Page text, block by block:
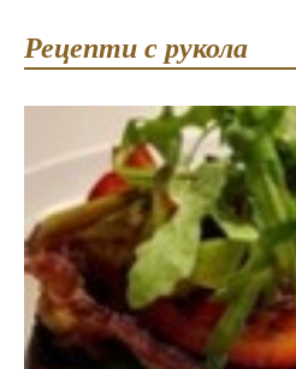
Рецепти с рукола